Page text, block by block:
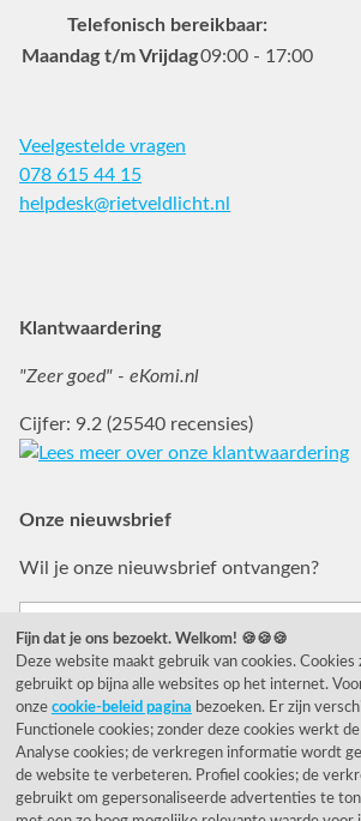
Telefonisch bereikbaar:
Maandag t/m Vrijdag09:00 - 17:00
Veelgestelde vragen
078 615 44 15
helpdesk@rietveldlicht.nl
Klantwaardering
"Zeer goed" - eKomi.nl
Cijfer: 9.2 (25540 recensies)
Onze nieuwsbrief
Wil je onze nieuwsbrief ontvangen?
© 1955 - 2026 Rietveld
Fijn dat je ons bezoekt. Welkom! 🍪🍪🍪
Deze website maakt gebruik van cookies.
gebruikt op bijna alle websites op het internet.
onze cookie-beleid pagina bezoeken. Er zijn
Functionele cookies; zonder deze cookies werkt
Analyse cookies; de verkregen informatie wordt
de website te verbeteren. Profiel cookies; de
gebruikt om gepersonaliseerde advertenties te